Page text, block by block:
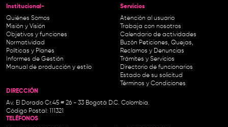
Institucional-
Quiénes Somos
Misión y Visión
Objetivos y funciones
Normatividad
Políticas y Planes
Informes de Gestión
Manual de producción y estilo
Servicios
Atención al usuario
Trabaja con nosotros
Calendario de actividades
Buzón Peticiones, Quejas,
Reclamos y Denuncias
Trámites y Servicios
Directorio de funcionarios
Estado de su solicitud
Términos y Condiciones
DIRECCIÓN
Av. El Dorado Cr.45 # 26 - 33 Bogotá D.C. Colombia.
Código Postal: 111321
TELÉFONOS